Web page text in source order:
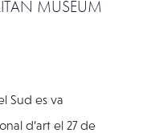
MUSEUM
Sud es va
d’art el 27 de